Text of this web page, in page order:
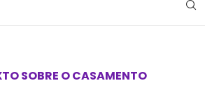
SOBRE O CASAMENTO